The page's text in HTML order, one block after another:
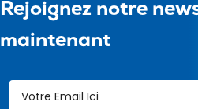
Rejoignez notre
maintenant